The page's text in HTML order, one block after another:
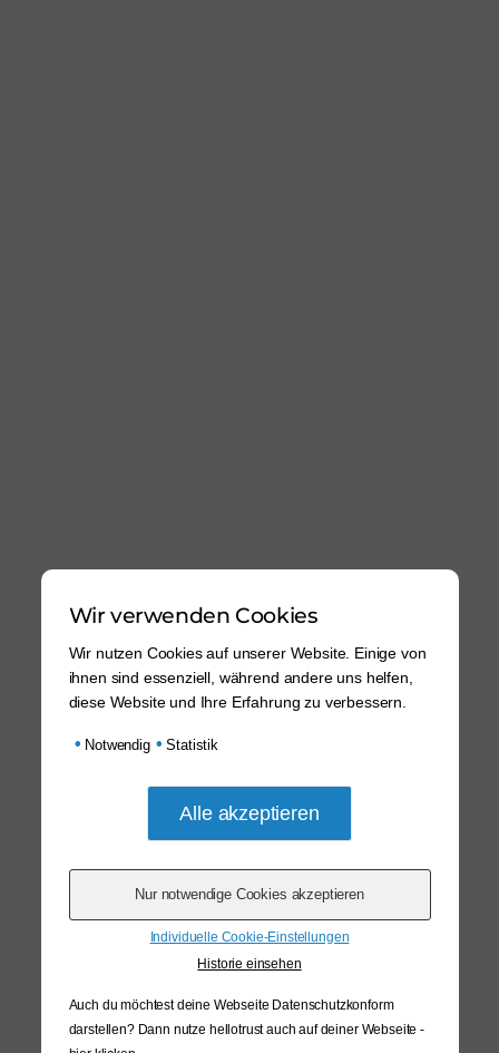
Wir verwenden Cookies
Wir nutzen Cookies auf unserer Website. Einige von
ihnen sind essenziell, während andere uns helfen,
diese Website und Ihre Erfahrung zu verbessern.
• Notwendig • Statistik
Individuelle Cookie-Einstellungen
Historie einsehen
Auch du möchtest deine Webseite Datenschutzkonform
darstellen? Dann nutze hellotrust auch auf deiner Webseite -